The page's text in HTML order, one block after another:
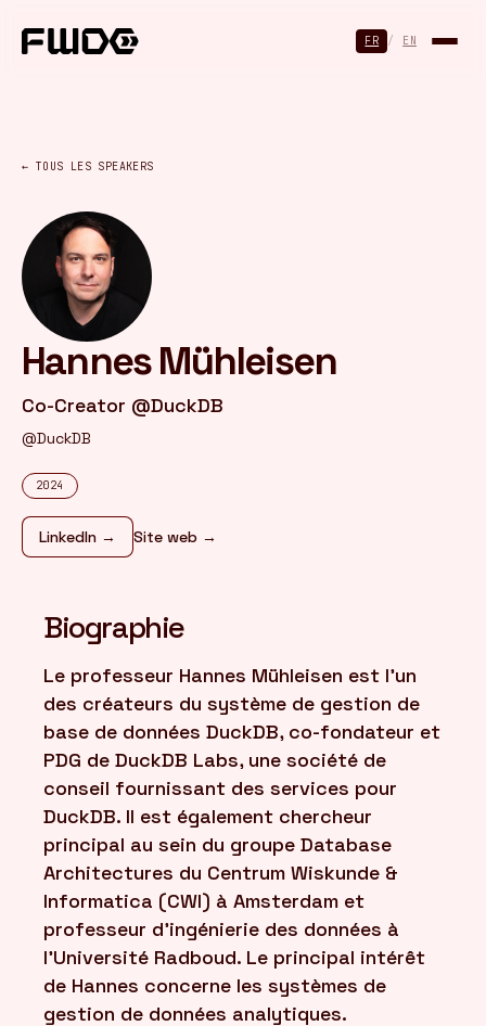
FR / EN
FR / EN
← TOUS LES SPEAKERS
Hannes Mühleisen
Co-Creator @DuckDB
@DuckDB
2024
LinkedIn → Site web →
Biographie
Le professeur Hannes Mühleisen est l'un
des créateurs du système de gestion de
base de données DuckDB, co-fondateur et
PDG de DuckDB Labs, une société de
conseil fournissant des services pour
DuckDB. Il est également chercheur
principal au sein du groupe Database
Architectures du Centrum Wiskunde &
Informatica (CWI) à Amsterdam et
professeur d'ingénierie des données à
l'Université Radboud. Le principal intérêt
de Hannes concerne les systèmes de
gestion de données analytiques.